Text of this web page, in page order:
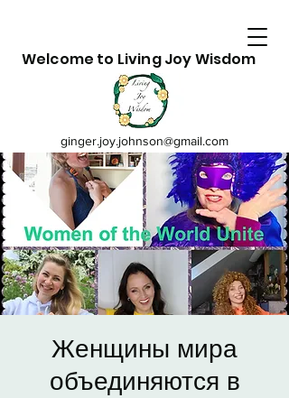
Welcome to Living Joy Wisdom
ginger.joy.johnson@gmail.com
Женщины мира
объединяются в